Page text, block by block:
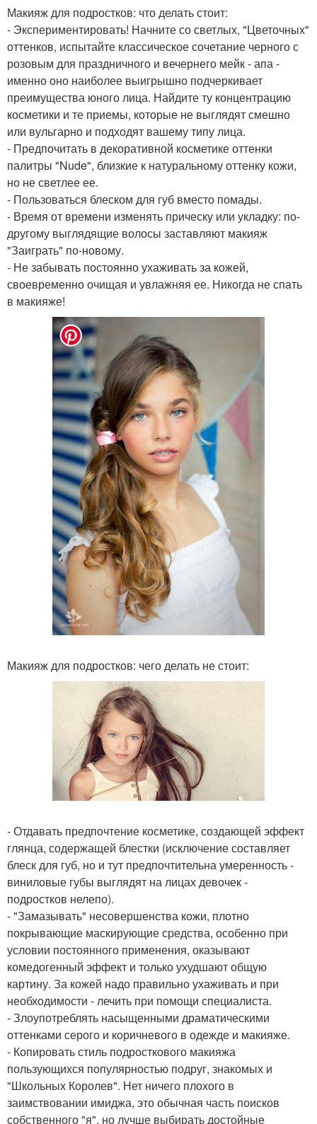
Макияж для подростков: что делать стоит:
- Экспериментировать! Начните со светлых, "Цветочных"
оттенков, испытайте классическое сочетание черного с
розовым для праздничного и вечернего мейк - апа -
именно оно наиболее выигрышно подчеркивает
преимущества юного лица. Найдите ту концентрацию
косметики и те приемы, которые не выглядят смешно
или вульгарно и подходят вашему типу лица.
- Предпочитать в декоративной косметике оттенки
палитры "Nude", близкие к натуральному оттенку кожи,
но не светлее ее.
- Пользоваться блеском для губ вместо помады.
- Время от времени изменять прическу или укладку: по-
другому выглядящие волосы заставляют макияж
"Заиграть" по-новому.
- Не забывать постоянно ухаживать за кожей,
своевременно очищая и увлажняя ее. Никогда не спать
в макияже!
Макияж для подростков: чего делать не стоит:
- Отдавать предпочтение косметике, создающей эффект
глянца, содержащей блестки (исключение составляет
блеск для губ, но и тут предпочтительна умеренность -
виниловые губы выглядят на лицах девочек -
подростков нелепо).
- "Замазывать" несовершенства кожи, плотно
покрывающие маскирующие средства, особенно при
условии постоянного применения, оказывают
комедогенный эффект и только ухудшают общую
картину. За кожей надо правильно ухаживать и при
необходимости - лечить при помощи специалиста.
- Злоупотреблять насыщенными драматическими
оттенками серого и коричневого в одежде и макияже.
- Копировать стиль подросткового макияжа
пользующихся популярностью подруг, знакомых и
"Школьных Королев". Нет ничего плохого в
заимствовании имиджа, это обычная часть поисков
собственного "я", но лучше выбирать достойные